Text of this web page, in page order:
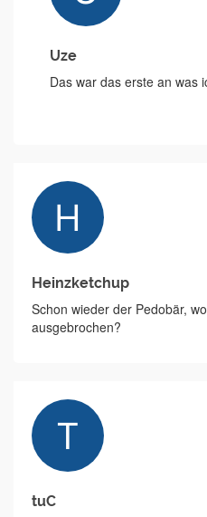
Uze
Das war das erste an was
Heinzketchup
Schon wieder der Pedobär,
ausgebrochen?
tuC